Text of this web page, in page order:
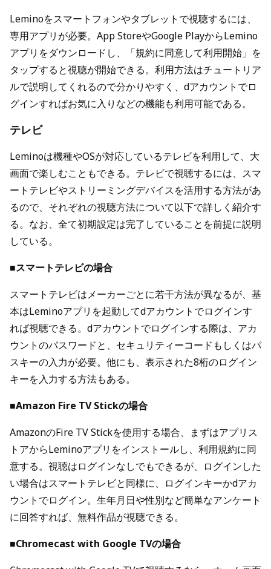
Leminoをスマートフォンやタブレットで視聴するには、
専用アプリが必要。App StoreやGoogle PlayからLemino
アプリをダウンロードし、「規約に同意して利用開始」を
タップすると視聴が開始できる。利用方法はチュートリア
ルで説明してくれるので分かりやすく、dアカウントでロ
グインすればお気に入りなどの機能も利用可能である。
テレビ
Leminoは機種やOSが対応しているテレビを利用して、大
画面で楽しむこともできる。テレビで視聴するには、スマ
ートテレビやストリーミングデバイスを活用する方法があ
るので、それぞれの視聴方法について以下で詳しく紹介す
る。なお、全て初期設定は完了していることを前提に説明
している。
■スマートテレビの場合
スマートテレビはメーカーごとに若干方法が異なるが、基
本はLeminoアプリを起動してdアカウントでログインす
れば視聴できる。dアカウントでログインする際は、アカ
ウントのパスワードと、セキュリティーコードもしくはパ
スキーの入力が必要。他にも、表示された8桁のログイン
キーを入力する方法もある。
■Amazon Fire TV Stickの場合
AmazonのFire TV Stickを使用する場合、まずはアプリス
トアからLeminoアプリをインストールし、利用規約に同
意する。視聴はログインなしでもできるが、ログインした
い場合はスマートテレビと同様に、ログインキーかdアカ
ウントでログイン。生年月日や性別など簡単なアンケート
に回答すれば、無料作品が視聴できる。
■Chromecast with Google TVの場合